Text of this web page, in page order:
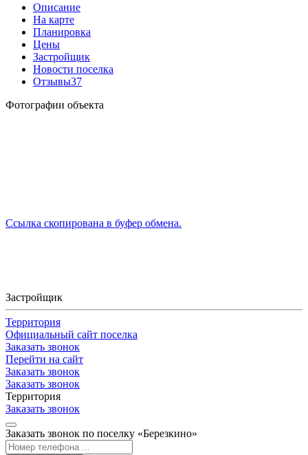
Описание
На карте
Планировка
Цены
Застройщик
Новости поселка
Отзывы37
Фотографии объекта
Ссылка скопирована в буфер обмена.
Застройщик
Территория
Официальный сайт поселка
Заказать звонок
Перейти на сайт
Заказать звонок
Заказать звонок
Территория
Заказать звонок
Заказать звонок по поселку «Березкино»